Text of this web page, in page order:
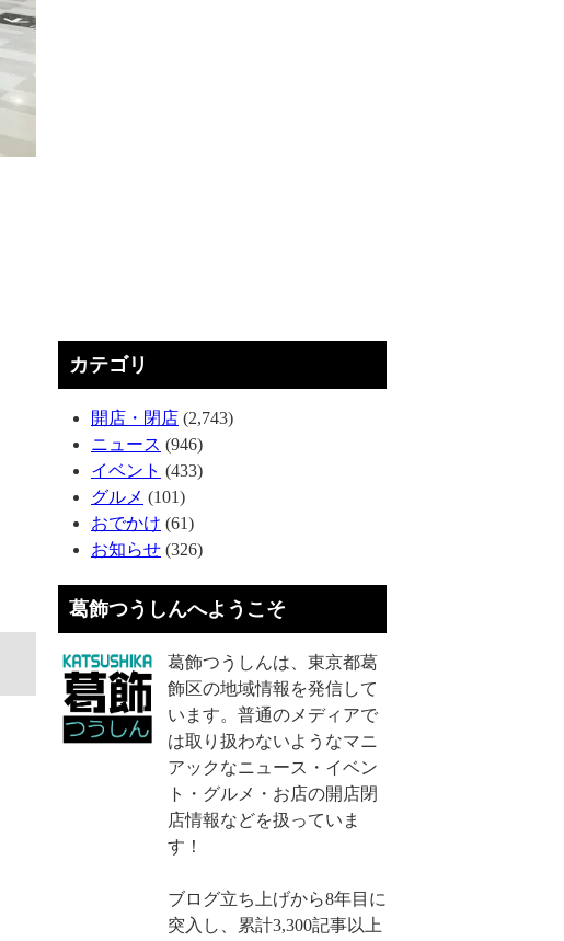
カテゴリ
開店・閉店 (2,743)
ニュース (946)
イベント (433)
グルメ (101)
おでかけ (61)
お知らせ (326)
葛飾つうしんへようこそ
葛飾つうしんは、東京都葛
飾区の地域情報を発信して
います。普通のメディアで
は取り扱わないようなマニ
アックなニュース・イベン
ト・グルメ・お店の開店閉
店情報などを扱っていま
す！
ブログ立ち上げから8年目に
突入し、累計3,300記事以上